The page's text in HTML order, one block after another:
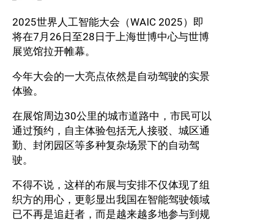
2025世界人工智能大会（WAIC 2025）即
将在7月26日至28日于上海世博中心与世博
展览馆拉开帷幕。
今年大会的一大亮点依然是自动驾驶的实景
体验。
在展馆周边30公里的城市道路中，市民可以
通过预约，自主体验包括无人接驳、城区通
勤、封闭园区等多种复杂场景下的自动驾
驶。
不得不说，这样的布展与安排不仅体现了组
织方的用心，更彰显出我国在智能驾驶领域
已不再是追赶者，而是越来越多地参与到规